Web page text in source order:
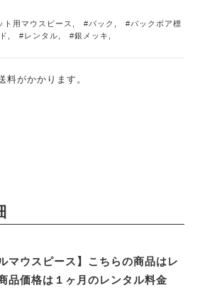
ト用マウスピース ,#バック ,#バックボア標
,#レンタル ,#銀メッキ
がかかります。
マウスピース】こちらの商品はレ
品価格は１ヶ月のレンタル料金